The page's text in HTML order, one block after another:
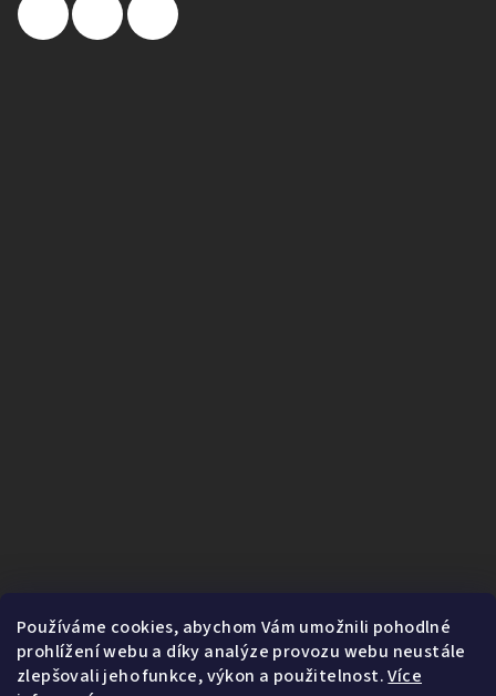
Používáme cookies, abychom Vám umožnili pohodlné
prohlížení webu a díky analýze provozu webu neustále
zlepšovali jeho funkce, výkon a použitelnost.Více